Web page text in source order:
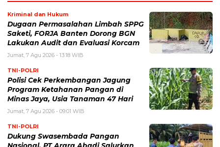
Kriminal dan Hukum
Dugaan Permasalahan Limbah SPPG
Saketi, FORJA Banten Dorong BGN
Lakukan Audit dan Evaluasi Korcam
Jumat, 7 Agu 2026 - 13:18 WIB
TNI-POLRI
Polisi Cek Perkembangan Jagung
Program Ketahanan Pangan di
Minas Jaya, Usia Tanaman 47 Hari
Jumat, 7 Agu 2026 - 09:01 WIB
TNI-POLRI
Dukung Swasembada Pangan